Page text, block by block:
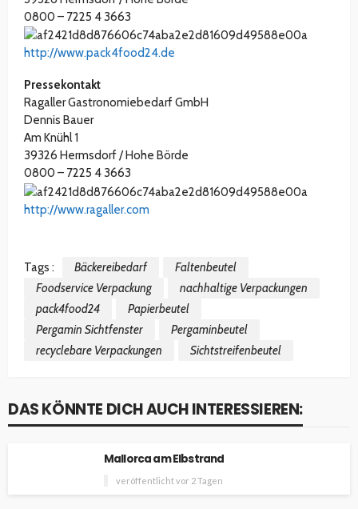
0800 – 7225 4 3663
http://www.pack4food24.de
Pressekontakt
Ragaller Gastronomiebedarf GmbH
Dennis Bauer
Am Knühl 1
39326 Hermsdorf / Hohe Börde
0800 – 7225 4 3663
http://www.ragaller.com
Tags : Bäckereibedarf
Faltenbeutel
Foodservice Verpackung
nachhaltige Verpackungen
pack4food24
Papierbeutel
Pergamin Sichtfenster
Pergaminbeutel
recyclebare Verpackungen
Sichtstreifenbeutel
DAS KÖNNTE DICH AUCH INTERESSIEREN:
Mallorca am Elbstrand
veröffentlicht vor 2 Tagen